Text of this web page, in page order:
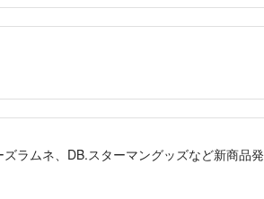
ラムネ、DB.スターマングッズなど新商品発